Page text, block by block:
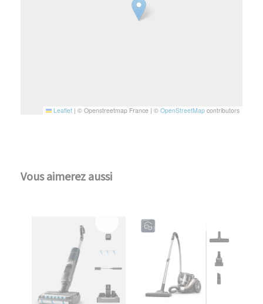
Leaflet | © Openstreetmap France | © OpenStreetMap contributors
Vous aimerez aussi